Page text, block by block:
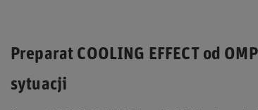
Preparat COOLING EFFECT od
sytuacji